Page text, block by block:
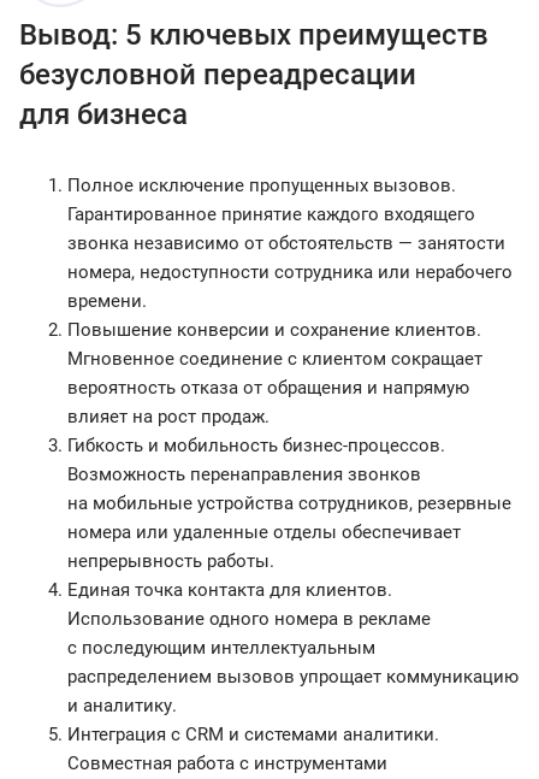
Вывод: 5 ключевых преимуществ
безусловной переадресации
для бизнеса
Полное исключение пропущенных вызовов.
Гарантированное принятие каждого входящего
звонка независимо от обстоятельств — занятости
номера, недоступности сотрудника или нерабочего
времени.
Повышение конверсии и сохранение клиентов.
Мгновенное соединение с клиентом сокращает
вероятность отказа от обращения и напрямую
влияет на рост продаж.
Гибкость и мобильность бизнес-процессов.
Возможность перенаправления звонков
на мобильные устройства сотрудников, резервные
номера или удаленные отделы обеспечивает
непрерывность работы.
Единая точка контакта для клиентов.
Использование одного номера в рекламе
с последующим интеллектуальным
распределением вызовов упрощает коммуникацию
и аналитику.
Интеграция с CRM и системами аналитики.
Совместная работа с инструментами